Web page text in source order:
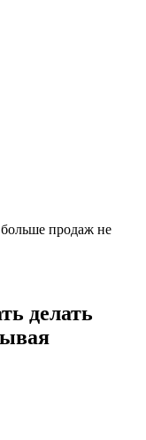
продаж не
делать